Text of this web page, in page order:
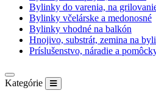
Bylinky do varenia, na
Bylinky včelárske a medonosné
Bylinky vhodné na balkón
Hnojivo, substrát, zemina na
Príslušenstvo, náradie a
Kategórie